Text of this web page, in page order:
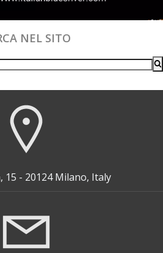
NEL SITO
15 - 20124 Milano, Italy